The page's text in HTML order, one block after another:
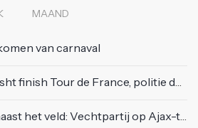
MAAND
van carnaval
Tour de France, politie deelt bodycheck uit
op Ajax-tribune tussen supporters en stewards